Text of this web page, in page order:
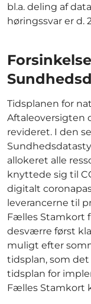
bl.a. deling af
høringssvar er d.
Tidsplanen for
Aftaleoversigten
revideret. I den
allokeret alle
knyttede sig til
digitalt
leverancerne til
Fælles Stamkort
desværre først
muligt efter
tidsplan, som
tidsplan for
Fælles Stamkort